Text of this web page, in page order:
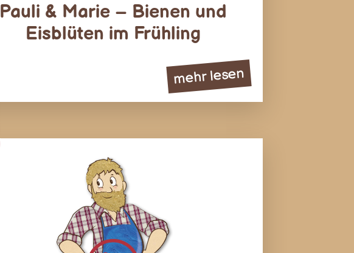
Pauli & Marie – Bienen und
Eisblüten im Frühling
mehr lesen